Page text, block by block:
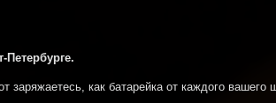
заряжаетесь, как батарейка от каждого вашего